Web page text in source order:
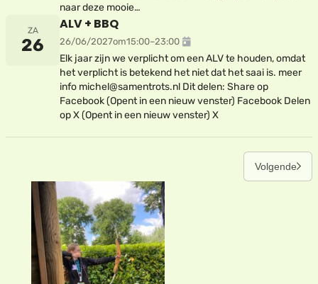
naar deze mooie…
ZA
26
ALV + BBQ
26/06/2027om15:00–23:00
Elk jaar zijn we verplicht om een ALV te houden, omdat
het verplicht is betekend het niet dat het saai is. meer
info michel@samentrots.nl Dit delen: Share op
Facebook (Opent in een nieuw venster) Facebook Delen
op X (Opent in een nieuw venster) X
Volgende